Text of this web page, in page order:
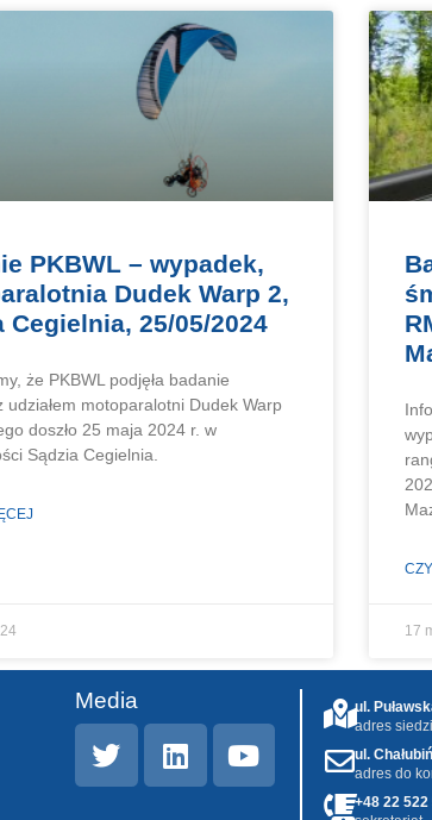
PKBWL – wypadek,
Dudek Warp 2,
Cegielnia, 25/05/2024
że PKBWL podjęła badanie
udziałem motoparalotni Dudek Warp
doszło 25 maja 2024 r. w
Sądzia Cegielnia.
17
Media
ul.
adres
ul.
adres do
+48 22 522